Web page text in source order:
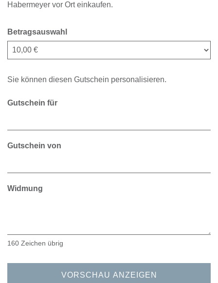
Habermeyer vor Ort einkaufen.
Betragsauswahl
Sie können diesen Gutschein personalisieren.
Gutschein für
Gutschein von
Widmung
160 Zeichen übrig
VORSCHAU ANZEIGEN